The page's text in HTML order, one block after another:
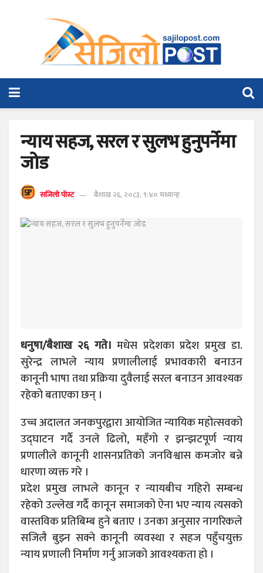
न्याय सहज, सरल र सुलभ हुनुपर्नेमा
जोड
सजिलो पोस्ट बैशाख २६, २०८३, ९:४० मध्यान्ह
धनुषा/बैशाख २६ गते। मधेस प्रदेशका प्रदेश प्रमुख डा.
सुरेन्द्र लाभले न्याय प्रणालीलाई प्रभावकारी बनाउन
कानूनी भाषा तथा प्रक्रिया दुवैलाई सरल बनाउन आवश्यक
रहेको बताएका छन् ।
उच्च अदालत जनकपुरद्वारा आयोजित न्यायिक महोत्सवको
उद्घाटन गर्दै उनले ढिलो, महँगो र झन्झटपूर्ण न्याय
प्रणालीले कानूनी शासनप्रतिको जनविश्वास कमजोर बन्ने
धारणा व्यक्त गरे ।
प्रदेश प्रमुख लाभले कानून र न्यायबीच गहिरो सम्बन्ध
रहेको उल्लेख गर्दै कानून समाजको ऐना भए न्याय त्यसको
वास्तविक प्रतिबिम्ब हुने बताए । उनका अनुसार नागरिकले
सजिलै बुझ्न सक्ने कानूनी व्यवस्था र सहज पहुँचयुक्त
न्याय प्रणाली निर्माण गर्नु आजको आवश्यकता हो ।